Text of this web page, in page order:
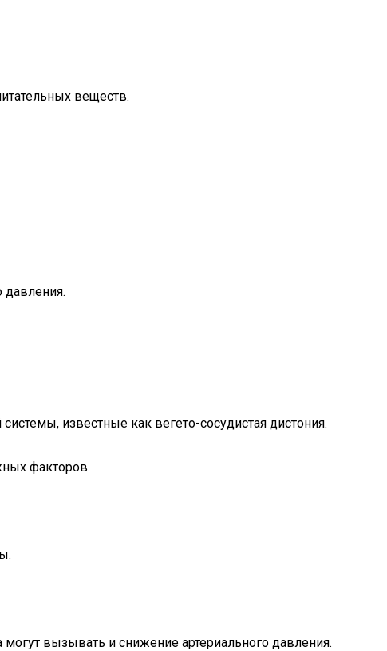
веществ.
давления.
известные как вегето-сосудистая дистония.
факторов.
вызывать и снижение артериального давления.